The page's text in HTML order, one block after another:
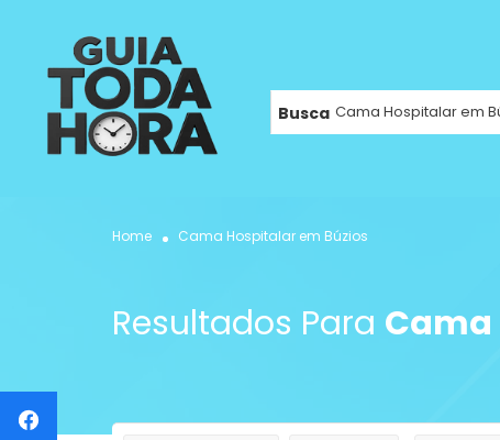
Busca
Home Cama Hospitalar em Búzios
Resultados Para Cama